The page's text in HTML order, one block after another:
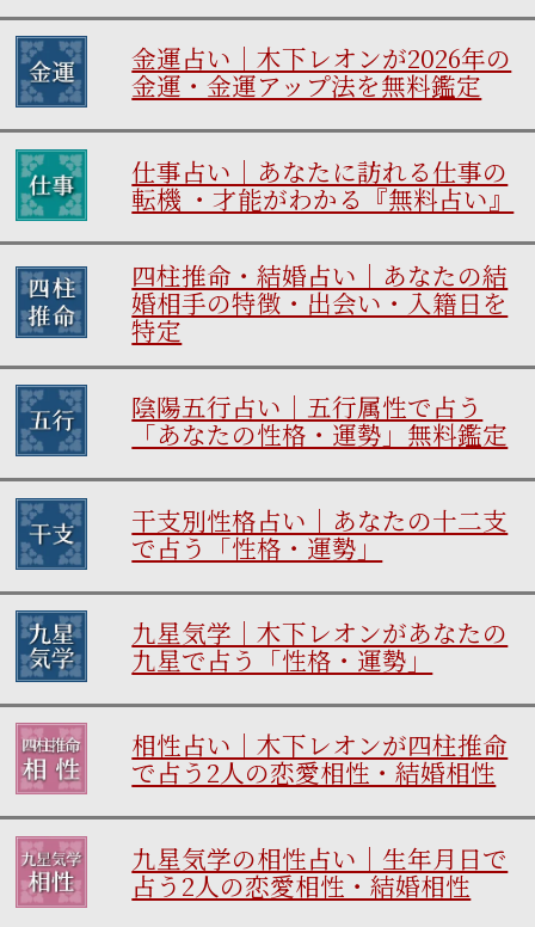
金運占い｜木下レオンが2026年の
金運・金運アップ法を無料鑑定
仕事占い｜あなたに訪れる仕事の
転機 ・才能がわかる『無料占い』
四柱推命・結婚占い｜あなたの結
婚相手の特徴・出会い・入籍日を
特定
陰陽五行占い｜五行属性で占う
「あなたの性格・運勢」無料鑑定
干支別性格占い｜あなたの十二支
で占う「性格・運勢」
九星気学｜木下レオンがあなたの
九星で占う「性格・運勢」
相性占い｜木下レオンが四柱推命
で占う2人の恋愛相性・結婚相性
九星気学の相性占い｜生年月日で
占う2人の恋愛相性・結婚相性